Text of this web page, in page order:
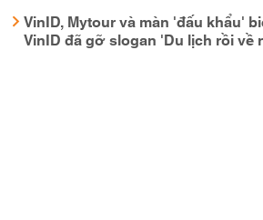
VinID, Mytour và màn 'đấu khẩu'
VinID đã gỡ slogan 'Du lịch rồi về